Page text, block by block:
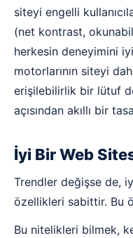
siteyi engelli
(net kontrast,
herkesin deneyimini
motorlarının siteyi
erişilebilirlik bir lütuf
açısından akıllı bir
İyi Bir Web
Trendler değişse de,
özellikleri sabittir. Bu
Bu nitelikleri bilmek,